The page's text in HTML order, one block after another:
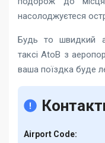
насолоджуєтеся
Будь то швидкий
таксі AtoB з
ваша поїздка буде
Airport Code: